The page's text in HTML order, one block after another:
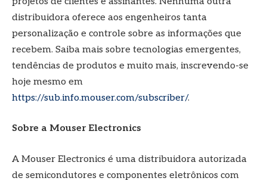
distribuidora oferece aos engenheiros tanta
personalização e controle sobre as informações que
recebem. Saiba mais sobre tecnologias emergentes,
tendências de produtos e muito mais, inscrevendo-se
hoje mesmo em
https://sub.info.mouser.com/subscriber/.
Sobre a Mouser Electronics
A Mouser Electronics é uma distribuidora autorizada
de semicondutores e componentes eletrônicos com